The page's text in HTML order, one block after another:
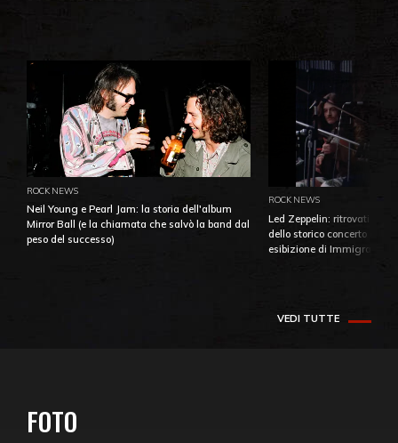
ROCK NEWS
Neil Young e Pearl Jam: la storia dell'album
Mirror Ball (e la chiamata che salvò la band dal
peso del successo)
ROCK NEWS
Led Zeppelin: ritrovati e
dello storico concerto di
esibizione di Immigrant
VEDI TUTTE
FOTO